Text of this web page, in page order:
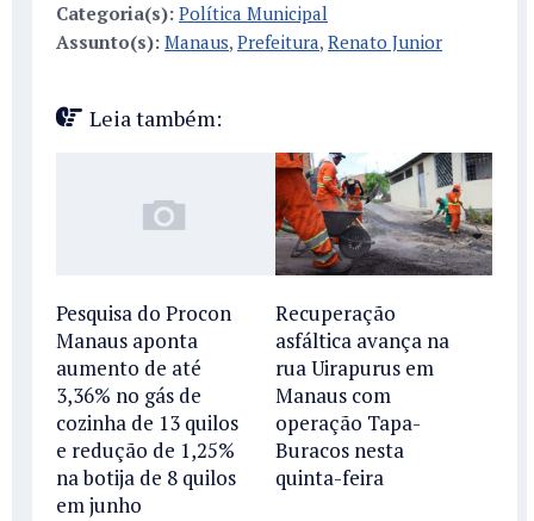
Categoria(s): Política Municipal
Assunto(s): Manaus, Prefeitura, Renato Junior
Leia também:
Pesquisa do Procon
Manaus aponta
aumento de até
3,36% no gás de
cozinha de 13 quilos
e redução de 1,25%
na botija de 8 quilos
em junho
Recuperação
asfáltica avança na
rua Uirapurus em
Manaus com
operação Tapa-
Buracos nesta
quinta-feira